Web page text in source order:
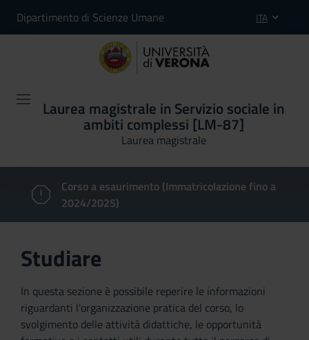
Dipartimento di Scienze Umane ITA
Laurea magistrale in Servizio sociale in
ambiti complessi [LM-87]
Laurea magistrale
Corso a esaurimento (Immatricolazione fino a
2024/2025)
Studiare
In questa sezione è possibile reperire le informazioni
riguardanti l'organizzazione pratica del corso, lo
svolgimento delle attività didattiche, le opportunità